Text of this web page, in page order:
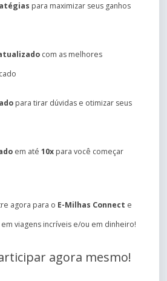
para maximizar seus ganhos
com as melhores
para tirar dúvidas e otimizar seus
em até 10x para você começar
agora para o E-Milhas Connect e
viagens incríveis e/ou em dinheiro!
agora mesmo!